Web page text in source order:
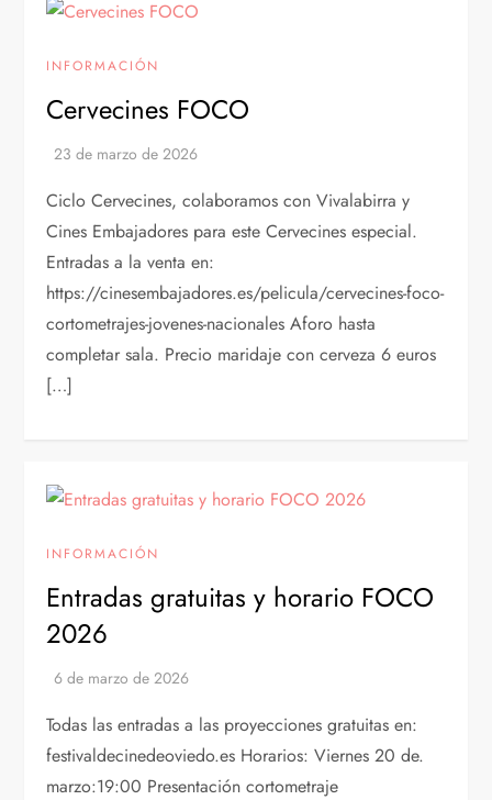
INFORMACIÓN
Cervecines FOCO
Ciclo Cervecines, colaboramos con Vivalabirra y
Cines Embajadores para este Cervecines especial.
Entradas a la venta en:
https://cinesembajadores.es/pelicula/cervecines-foco-
cortometrajes-jovenes-nacionales Aforo hasta
completar sala. Precio maridaje con cerveza 6 euros
[…]
INFORMACIÓN
Entradas gratuitas y horario FOCO
2026
Todas las entradas a las proyecciones gratuitas en:
festivaldecinedeoviedo.es Horarios: Viernes 20 de.
marzo:19:00 Presentación cortometraje